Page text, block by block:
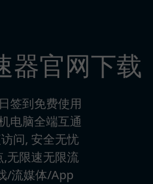
器官网下载
签到免费使用
电脑全端互通
问, 安全无忧
,无限速无限流
/流媒体/App